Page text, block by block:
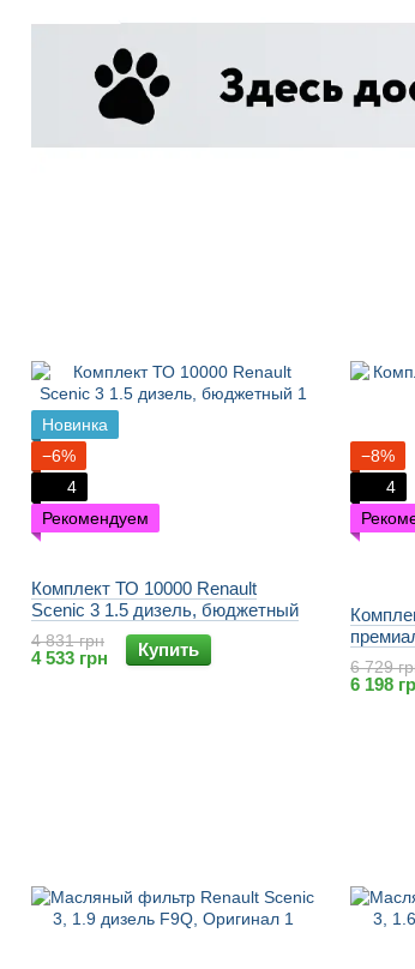
Новинка
−6%
4
Рекомендуем
Комплект ТО 10000 Renault
Scenic 3 1.5 дизель, бюджетный
4 831 грн
4 533 грн Купить
−8%
4
6 729
6 198